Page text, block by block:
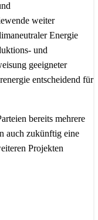
weiter
Energie
und
geeigneter
entscheidend für
bereits mehrere
auch zukünftig eine
Projekten